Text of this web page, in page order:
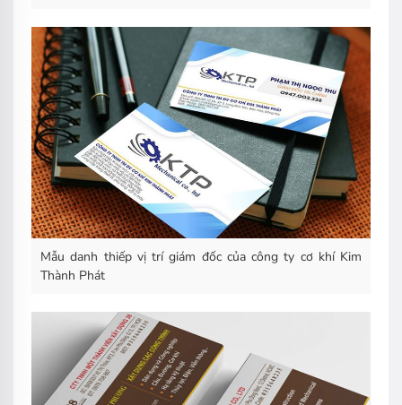
Mẫu danh thiếp vị trí giám đốc của công ty cơ khí Kim
Thành Phát